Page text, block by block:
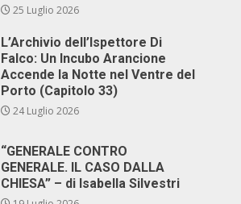
25 Luglio 2026
L’Archivio dell’Ispettore Di
Falco: Un Incubo Arancione
Accende la Notte nel Ventre del
Porto (Capitolo 33)
24 Luglio 2026
“GENERALE CONTRO
GENERALE. IL CASO DALLA
CHIESA” – di Isabella Silvestri